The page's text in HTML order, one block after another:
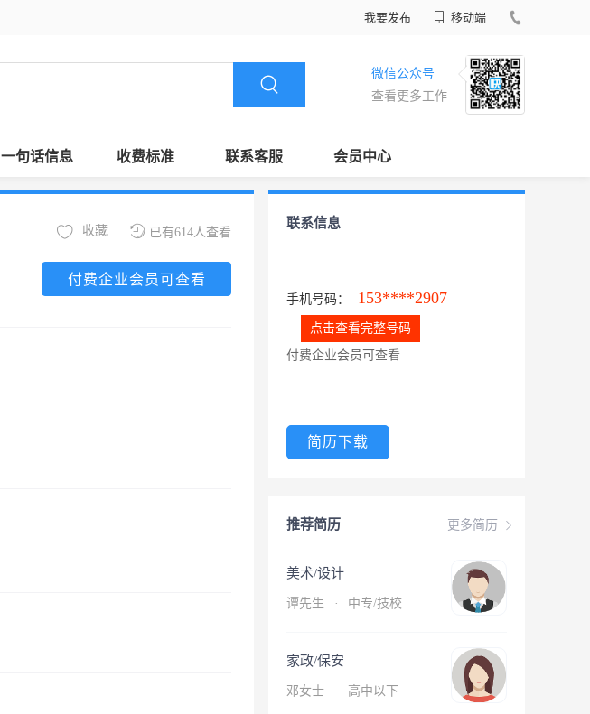
我要发布 移动端
微信公众号
查看更多工作
一句话信息 收费标准 联系客服 会员中心
已有614人查看
收藏
付费企业会员可查看
联系信息
手机号码： 153****2907
点击查看完整号码
付费企业会员可查看
简历下载
更多简历
推荐简历
美术/设计
谭先生 · 中专/技校
家政/保安
邓女士 · 高中以下